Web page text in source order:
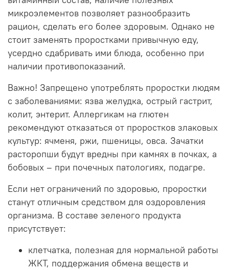
микроэлементов позволяет разнообразить
рацион, сделать его более здоровым. Однако не
стоит заменять проростками привычную еду,
усердно сдабривать ими блюда, особенно при
наличии противопоказаний.
Важно! Запрещено употреблять проростки людям
с заболеваниями: язва желудка, острый гастрит,
колит, энтерит. Аллергикам на глютен
рекомендуют отказаться от проростков злаковых
культур: ячменя, ржи, пшеницы, овса. Зачатки
расторопши будут вредны при камнях в почках, а
бобовых – при почечных патологиях, подагре.
Если нет ограничений по здоровью, проростки
станут отличным средством для оздоровления
организма. В составе зеленого продукта
присутствует:
клетчатка, полезная для нормальной работы
ЖКТ, поддержания обмена веществ и